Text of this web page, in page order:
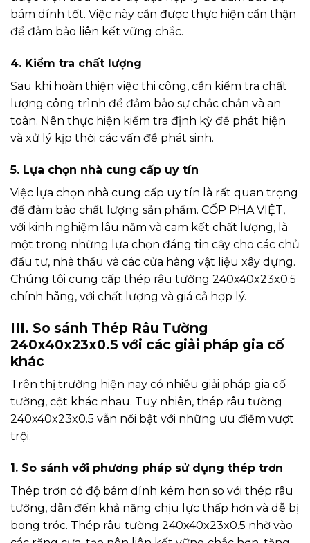
bám dính tốt. Việc này cần được thực hiện cẩn thận
để đảm bảo liên kết vững chắc.
4. Kiểm tra chất lượng
Sau khi hoàn thiện việc thi công, cần kiểm tra chất
lượng công trình để đảm bảo sự chắc chắn và an
toàn. Nên thực hiện kiểm tra định kỳ để phát hiện
và xử lý kịp thời các vấn đề phát sinh.
5. Lựa chọn nhà cung cấp uy tín
Việc lựa chọn nhà cung cấp uy tín là rất quan trọng
để đảm bảo chất lượng sản phẩm. CỐP PHA VIỆT,
với kinh nghiệm lâu năm và cam kết chất lượng, là
một trong những lựa chọn đáng tin cậy cho các chủ
đầu tư, nhà thầu và các cửa hàng vật liệu xây dựng.
Chúng tôi cung cấp thép râu tường 240x40x23x0.5
chính hãng, với chất lượng và giá cả hợp lý.
III. So sánh Thép Râu Tường
240x40x23x0.5 với các giải pháp gia cố
khác
Trên thị trường hiện nay có nhiều giải pháp gia cố
tường, cột khác nhau. Tuy nhiên, thép râu tường
240x40x23x0.5 vẫn nổi bật với những ưu điểm vượt
trội.
1. So sánh với phương pháp sử dụng thép trơn
Thép trơn có độ bám dính kém hơn so với thép râu
tường, dẫn đến khả năng chịu lực thấp hơn và dễ bị
bong tróc. Thép râu tường 240x40x23x0.5 nhờ vào